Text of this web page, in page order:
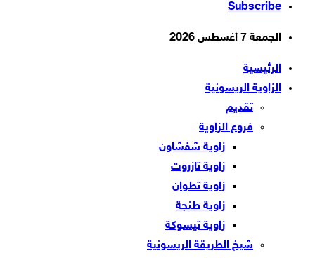
Subscribe
الجمعة 7 أغسطس 2026
الرئيسية
الزاوية الريسونية
تقديم
فروع الزاوية
زاوية شفشاون
زاوية تازروت
زاوية تطوان
زاوية طنجة
زاوية تيسوكة
شيخ الطريقة الريسونية